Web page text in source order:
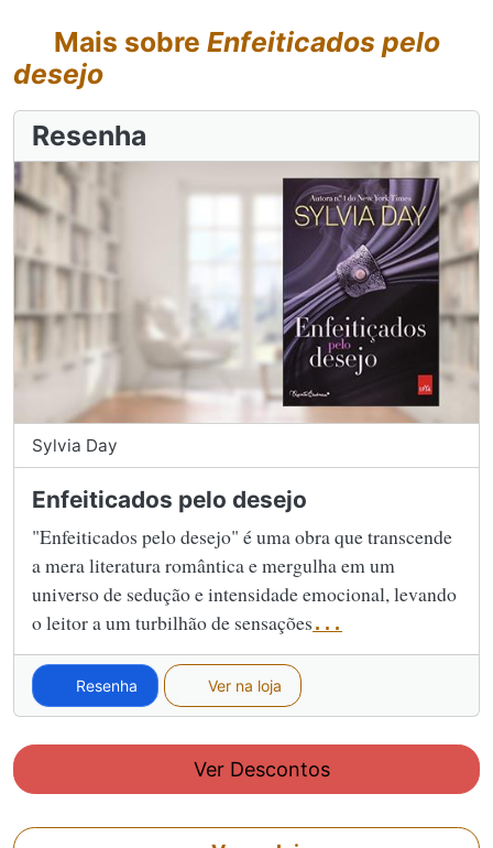
Mais sobre Enfeiticados pelo
desejo
Resenha
Sylvia Day
Enfeiticados pelo desejo
"Enfeiticados pelo desejo" é uma obra que transcende
a mera literatura romântica e mergulha em um
universo de sedução e intensidade emocional, levando
o leitor a um turbilhão de sensações ...
Resenha Ver na loja
Ver Descontos